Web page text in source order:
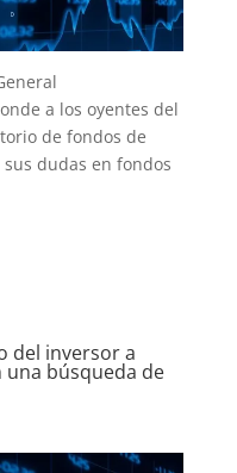
a los oyentes del
de fondos de
dudas en fondos
del inversor a
búsqueda de